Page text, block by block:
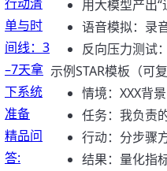
单与时
间线：3
–7天拿
下系统
准备
精品问
答:
用大模型产出
语音模拟：录
反向压力测试
示例STAR模板（可
情境：XXX背
任务：我负责
行动：分步骤
结果：量化指